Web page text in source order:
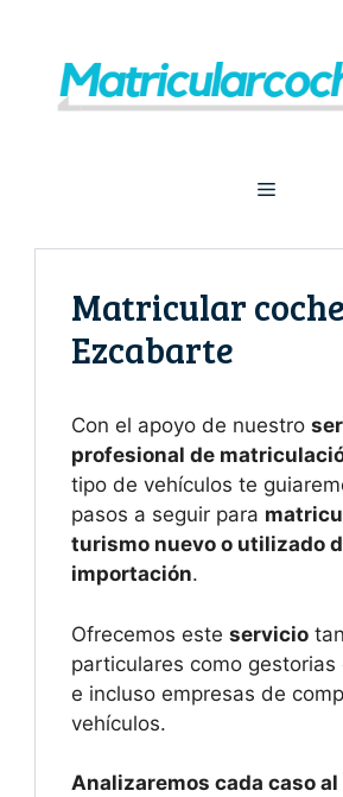
contenido
Menú
Matricular
Ezcabarte
Con el apoyo de nuestro
profesional de
tipo de vehículos te
pasos a seguir para
turismo nuevo o utilizado
importación.
Ofrecemos este servicio
particulares como gestorias
e incluso empresas de
vehículos.
Analizaremos cada caso